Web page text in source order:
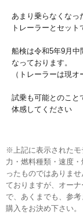
あまり乗らなくなっ
トレーラーとセット
船検は令和5年9月中
なっております。
（トレーラーは現
試乗も可能とのこと
体感してください
※上記に表示されたモ
力・燃料種類・速度
ったものではありま
ておりますが、オー
で、あくまでも、参
購入をお決め下さい。